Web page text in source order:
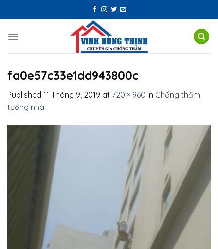
to
fa0e57c33e1dd943800c
Published 11 Tháng 9, 2019 at 720 × 960 in Chống thấm
tường nhà